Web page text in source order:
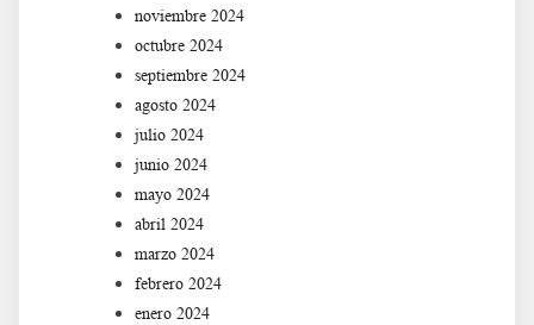
noviembre 2024
octubre 2024
septiembre 2024
agosto 2024
julio 2024
junio 2024
mayo 2024
abril 2024
marzo 2024
febrero 2024
enero 2024